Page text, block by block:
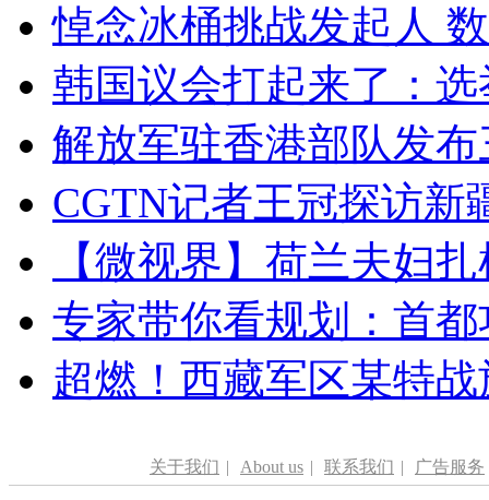
悼念冰桶挑战发起人
韩国议会打起来了：
解放军驻香港部队发
CGTN记者王冠探访新
【微视界】荷兰夫妇
专家带你看规划：首
超燃！西藏军区某特
关于我们 | About us | 联系我们 | 广告服务